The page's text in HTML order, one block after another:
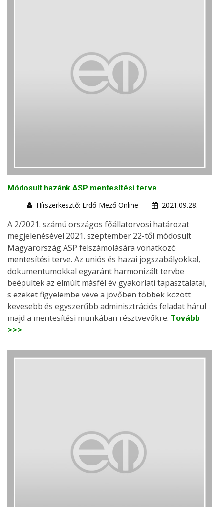
Módosult hazánk ASP mentesítési terve
Hírszerkesztő: Erdő-Mező Online
2021.09.28.
A 2/2021. számú országos főállatorvosi határozat
megjelenésével 2021. szeptember 22-től módosult
Magyarország ASP felszámolására vonatkozó
mentesítési terve. Az uniós és hazai jogszabályokkal,
dokumentumokkal egyaránt harmonizált tervbe
beépültek az elmúlt másfél év gyakorlati tapasztalatai,
s ezeket figyelembe véve a jövőben többek között
kevesebb és egyszerűbb adminisztrációs feladat hárul
majd a mentesítési munkában résztvevőkre. Tovább
>>>